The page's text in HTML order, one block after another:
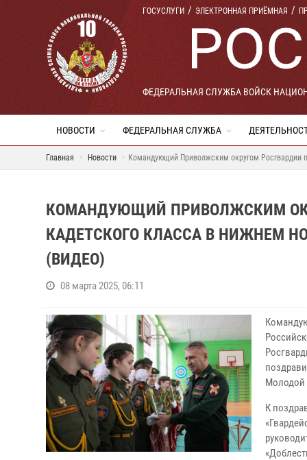
ГОСУСЛУГИ ЭЛЕКТРОННАЯ ПРИЁМНАЯ
ФЕДЕРАЛЬНАЯ СЛУЖБА ВОЙСК
НОВОСТИ ФЕДЕРАЛЬНАЯ СЛУЖБА
Главная Новости Командующий Приволжским округом Росгвардии
КОМАНДУЮЩИЙ ПРИВОЛЖСКИМ
КАДЕТСКОГО КЛАССА В НИЖНЕМ
(ВИДЕО)
08 марта 2025, 06:11
Молодой
К